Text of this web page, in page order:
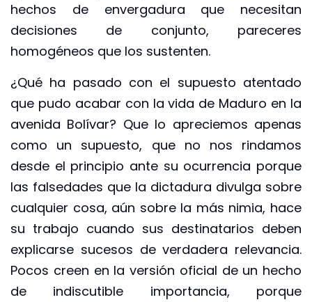
hechos de envergadura que necesitan
decisiones de conjunto, pareceres
homogéneos que los sustenten.
¿Qué ha pasado con el supuesto atentado
que pudo acabar con la vida de Maduro en la
avenida Bolívar? Que lo apreciemos apenas
como un supuesto, que no nos rindamos
desde el principio ante su ocurrencia porque
las falsedades que la dictadura divulga sobre
cualquier cosa, aún sobre la más nimia, hace
su trabajo cuando sus destinatarios deben
explicarse sucesos de verdadera relevancia.
Pocos creen en la versión oficial de un hecho
de indiscutible importancia, porque